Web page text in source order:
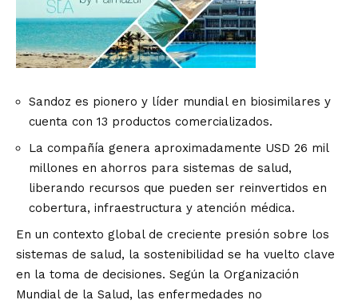
Sandoz es pionero y líder mundial en biosimilares y
cuenta con 13 productos comercializados.
La compañía genera aproximadamente USD 26 mil
millones en ahorros para sistemas de salud,
liberando recursos que pueden ser reinvertidos en
cobertura, infraestructura y atención médica.
En un contexto global de creciente presión sobre los
sistemas de salud, la sostenibilidad se ha vuelto clave
en la toma de decisiones. Según la Organización
Mundial de la Salud, las enfermedades no